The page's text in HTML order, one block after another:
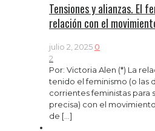
Tensiones y alianzas. El
relación con el
julio 2, 2025 0
2
Por: Victoria Alen (*) La
tenido el feminismo (o las
corrientes feministas para
precisa) con el movimiento
de […]